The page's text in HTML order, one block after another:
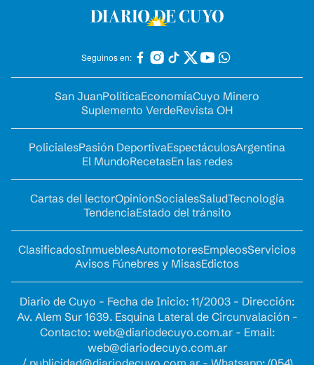
Seguinos en:
San JuanPolíticaEconomíaCuyo Minero
Suplemento VerdeRevista OH
PolicialesPasión DeportivaEspectáculosArgentina
El MundoRecetasEn las redes
Cartas del lectorOpinionSocialesSaludTecnología
TendenciaEstado del tránsito
ClasificadosInmueblesAutomotoresEmpleosServicios
Avisos Fúnebres y MisasEdictos
Diario de Cuyo - Fecha de Inicio: 11/2003 - Dirección:
Av. Alem Sur 1639. Esquina Lateral de Circunvalación -
Contacto: web@diariodecuyo.com.ar- Email:
web@diariodecuyo.com.ar